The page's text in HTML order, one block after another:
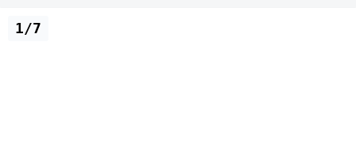
1/7